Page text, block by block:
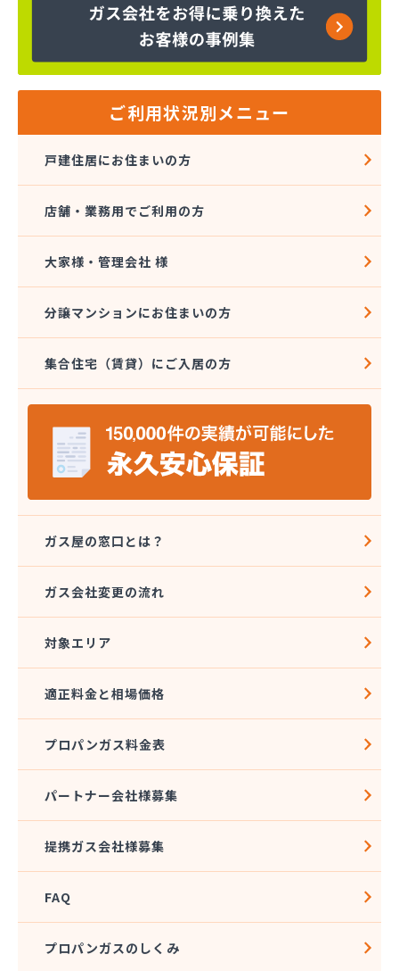
株式会社エスケーエナジー仙台
株式会社エネサンス 東北花京院オートガススタン
ド
株式会社エネサンス 東北仙台支店
株式会社エネサンス 東北南仙台支店
株式会社オオタガス設備
株式会社カシコ
株式会社ガス＆ライフ
株式会社ガスパル 仙台東販売所
株式会社コープエナジー東北
株式会社トキワ 東北支店 ガスグループ南店
株式会社ヌマタ
株式会社バーシティハウス
株式会社ホラグチ
株式会社ミツウロコヴェッセル 東北石巻店
株式会社ミツウロコヴェッセル 東北仙台店
株式会社ヤマボシ渡辺商店
株式会社やまもとや商店
株式会社永沼
株式会社塩釜商会
株式会社岡部商店
株式会社岩城屋商店 ガスセンター
株式会社菊地安兵衛商店
株式会社光商会宮城
株式会社光和設備
株式会社高須賀商店
株式会社三陸ガス
株式会社志たかぢや 佐沼営業所
株式会社小松商店
株式会社植野商店
株式会社針生
ご利用状況別メニュー
戸建住居にお住まいの方
店舗・業務用でご利用の方
大家様・管理会社 様
分譲マンションにお住まいの方
集合住宅（賃貸）にご入居の方
ガス屋の窓口とは？
ガス会社変更の流れ
対象エリア
適正料金と相場価格
プロパンガス料金表
パートナー会社様募集
提携ガス会社様募集
FAQ
プロパンガスのしくみ